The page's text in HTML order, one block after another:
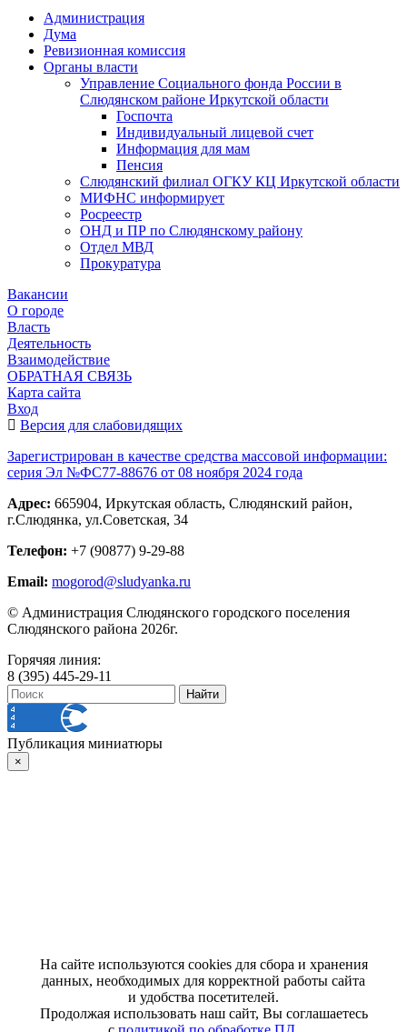
Администрация
Дума
Ревизионная комиссия
Органы власти
Управление Социального фонда России в
Слюдянском районе Иркутской области
Госпочта
Индивидуальный лицевой счет
Информация для мам
Пенсия
Слюдянский филиал ОГКУ КЦ Иркутской области
МИФНС информирует
Росреестр
ОНД и ПР по Слюдянскому району
Отдел МВД
Прокуратура
Вакансии
О городе
Власть
Деятельность
Взаимодействие
ОБРАТНАЯ СВЯЗЬ
Карта сайта
Вход
Версия для слабовидящих
Зарегистрирован в качестве средства массовой информации:
серия Эл №ФС77-88676 от 08 ноября 2024 года
Адрес: 665904, Иркутская область, Слюдянский район,
г.Слюдянка, ул.Советская, 34
Телефон: +7 (90877) 9-29-88
Email: mogorod@sludyanka.ru
© Администрация Слюдянского городского поселения
Слюдянского района 2026г.
Горячяя линия:
8 (395) 445-29-11
Публикация миниатюры
×
На сайте используются cookies для сбора и хранения
данных, необходимых для корректной работы сайта
и удобства посетителей.
Продолжая использовать наш сайт, Вы соглашаетесь